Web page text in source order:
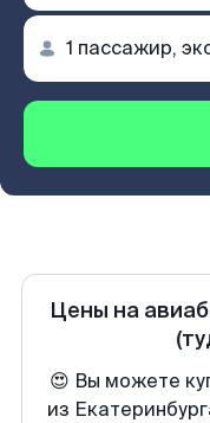
Цены на
😍 Вы можете
из